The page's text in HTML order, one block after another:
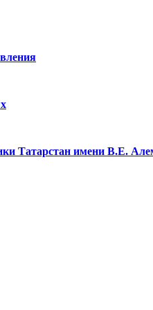
Татарстан имени В.Е.